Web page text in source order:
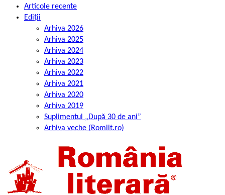
Articole recente
Ediții
Arhiva 2026
Arhiva 2025
Arhiva 2024
Arhiva 2023
Arhiva 2022
Arhiva 2021
Arhiva 2020
Arhiva 2019
Suplimentul „După 30 de ani”
Arhiva veche (Romlit.ro)